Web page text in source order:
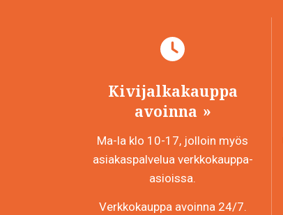
Kivijalkakauppa
avoinna
Ma-la klo 10-17, jolloin myös
asiakaspalvelua verkkokauppa-
asioissa.
Verkkokauppa avoinna 24/7.